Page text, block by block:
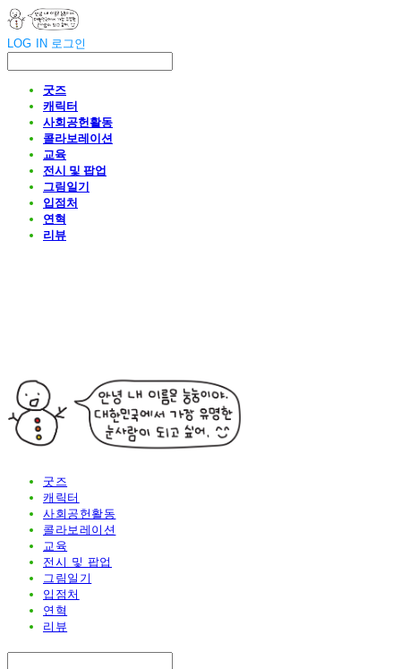
LOG IN 로그인
굿즈
캐릭터
사회공헌활동
콜라보레이션
교육
전시 및 팝업
그림일기
입점처
연혁
리뷰
굿즈
캐릭터
사회공헌활동
콜라보레이션
교육
전시 및 팝업
그림일기
입점처
연혁
리뷰